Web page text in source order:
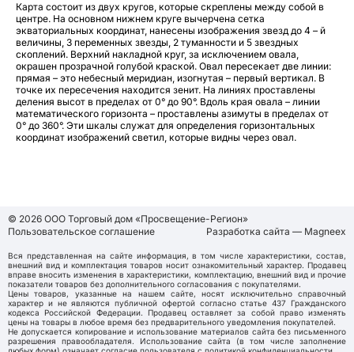
Карта состоит из двух кругов, которые скреплены между собой в
центре. На основном нижнем круге вычерчена сетка
экваториальных координат, нанесены изображения звезд до 4 – й
величины, 3 переменных звезды, 2 туманности и 5 звездных
скоплений. Верхний накладной круг, за исключением овала,
окрашен прозрачной голубой краской. Овал пересекает две линии:
прямая – это небесный меридиан, изогнутая – первый вертикал. В
точке их пересечения находится зенит. На линиях проставлены
деления высот в пределах от 0° до 90°. Вдоль края овала – линии
математического горизонта – проставлены азимуты в пределах от
0° до 360°. Эти шкалы служат для определения горизонтальных
координат изображений светил, которые видны через овал.
© 2026 ООО Торговый дом «Просвещение-Регион»
Пользовательское соглашение
Разработка сайта — Magneex
Вся представленная на сайте информация, в том числе характеристики, состав,
внешний вид и комплектация товаров носит ознакомительный характер. Продавец
вправе вносить изменения в характеристики, комплектацию, внешний вид и прочие
показатели товаров без дополнительного согласования с покупателями.
Цены товаров, указанные на нашем сайте, носят исключительно справочный
характер и не являются публичной офертой согласно статье 437 Гражданского
кодекса Российской Федерации. Продавец оставляет за собой право изменять
цены на товары в любое время без предварительного уведомления покупателей.
Не допускается копирование и использование материалов сайта без письменного
разрешения правообладателя. Использование сайта (в том числе заполнение